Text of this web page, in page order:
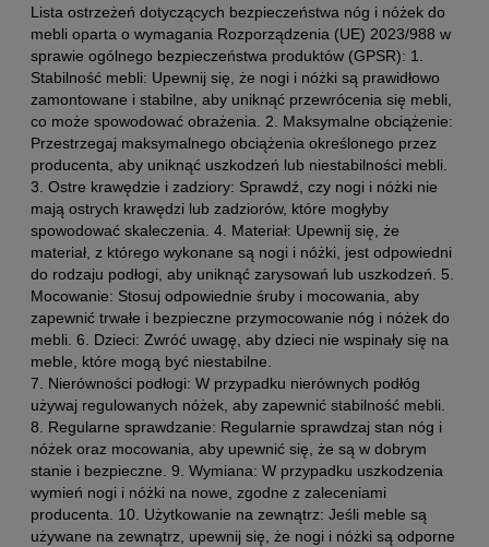
Lista ostrzeżeń dotyczących bezpieczeństwa nóg i nóżek do
mebli oparta o wymagania Rozporządzenia (UE) 2023/988 w
sprawie ogólnego bezpieczeństwa produktów (GPSR): 1.
Stabilność mebli: Upewnij się, że nogi i nóżki są prawidłowo
zamontowane i stabilne, aby uniknąć przewrócenia się mebli,
co może spowodować obrażenia. 2. Maksymalne obciążenie:
Przestrzegaj maksymalnego obciążenia określonego przez
producenta, aby uniknąć uszkodzeń lub niestabilności mebli.
3. Ostre krawędzie i zadziory: Sprawdź, czy nogi i nóżki nie
mają ostrych krawędzi lub zadziorów, które mogłyby
spowodować skaleczenia. 4. Materiał: Upewnij się, że
materiał, z którego wykonane są nogi i nóżki, jest odpowiedni
do rodzaju podłogi, aby uniknąć zarysowań lub uszkodzeń. 5.
Mocowanie: Stosuj odpowiednie śruby i mocowania, aby
zapewnić trwałe i bezpieczne przymocowanie nóg i nóżek do
mebli. 6. Dzieci: Zwróć uwagę, aby dzieci nie wspinały się na
meble, które mogą być niestabilne.
7. Nierówności podłogi: W przypadku nierównych podłóg
używaj regulowanych nóżek, aby zapewnić stabilność mebli.
8. Regularne sprawdzanie: Regularnie sprawdzaj stan nóg i
nóżek oraz mocowania, aby upewnić się, że są w dobrym
stanie i bezpieczne. 9. Wymiana: W przypadku uszkodzenia
wymień nogi i nóżki na nowe, zgodne z zaleceniami
producenta. 10. Użytkowanie na zewnątrz: Jeśli meble są
używane na zewnątrz, upewnij się, że nogi i nóżki są odporne